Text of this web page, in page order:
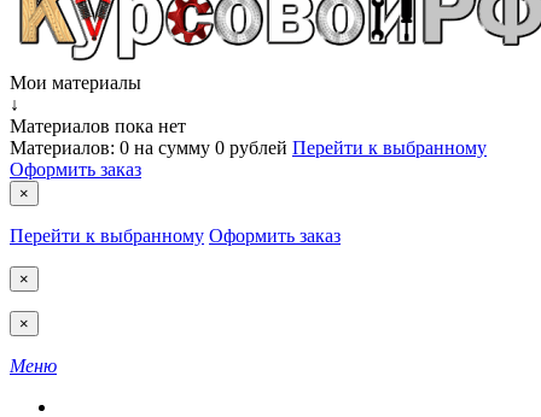
Мои материалы
↓
Материалов пока нет
Материалов: 0 на сумму 0 рублей Перейти к выбранному
Оформить заказ
×
Перейти к выбранному Оформить заказ
×
×
Меню